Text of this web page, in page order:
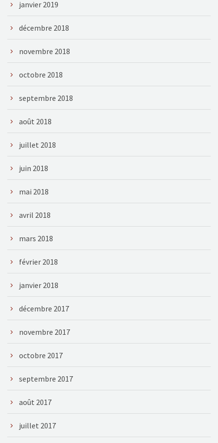
janvier 2019
décembre 2018
novembre 2018
octobre 2018
septembre 2018
août 2018
juillet 2018
juin 2018
mai 2018
avril 2018
mars 2018
février 2018
janvier 2018
décembre 2017
novembre 2017
octobre 2017
septembre 2017
août 2017
juillet 2017